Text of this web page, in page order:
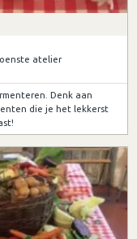
atelier
Denk aan
die je het lekkerst